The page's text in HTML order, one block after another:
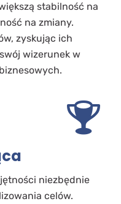
stabilność na
na zmiany.
zyskując ich
wizerunek w
niezbędnie
celów.